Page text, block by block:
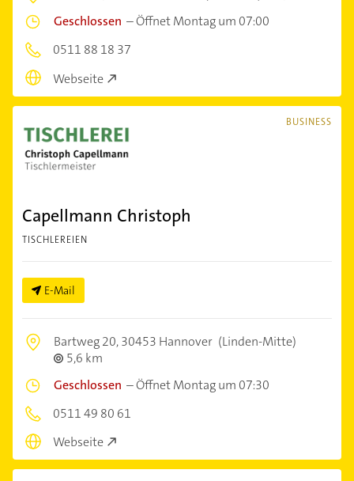
Geschlossen –Öffnet Montag um 07:00
0511 88 18 37
Webseite
BUSINESS
Capellmann Christoph
TISCHLEREIEN
E-Mail
Bartweg 20,30453 Hannover (Linden-Mitte)
5,6 km
Geschlossen –Öffnet Montag um 07:30
0511 49 80 61
Webseite